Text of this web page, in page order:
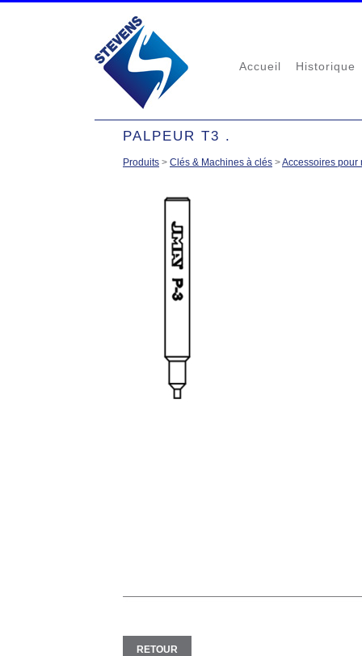
Accueil Historique
PALPEUR T3 .
Produits > Clés & Machines à clés >Accessoires pour
RETOUR